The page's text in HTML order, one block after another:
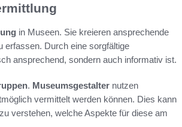
in Museen. Sie kreieren ansprechende
erfassen. Durch eine sorgfältige
ansprechend, sondern auch informativ ist.
. Museumsgestalter nutzen
vermittelt werden können. Dies kann
verstehen, welche Aspekte für diese am